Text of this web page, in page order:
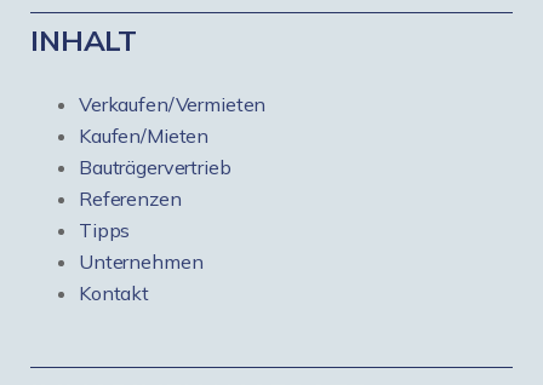
INHALT
Verkaufen/Vermieten
Kaufen/Mieten
Bauträgervertrieb
Referenzen
Tipps
Unternehmen
Kontakt